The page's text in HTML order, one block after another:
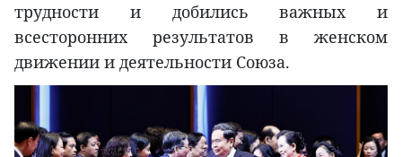
трудности и добились важных и
всесторонних результатов в женском
движении и деятельности Союза.